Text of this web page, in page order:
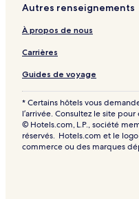
i
n
u
r
a
n
t
l
a
p
Autres renseignements
À propos de nous
Carrières
Guides de voyage
* Certains hôtels vous
l’arrivée. Consultez le site
© Hotels.com, L.P., société
réservés. Hotels.com et le
commerce ou des marques